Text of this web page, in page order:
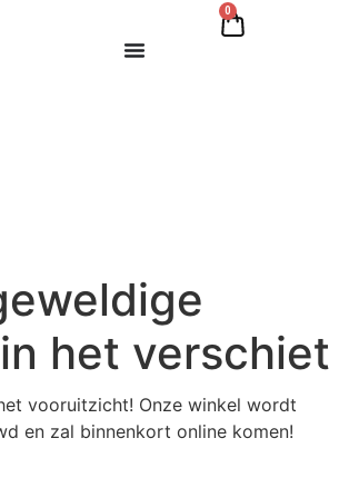
0
het verschiet
vooruitzicht! Onze winkel wordt
en zal binnenkort online komen!